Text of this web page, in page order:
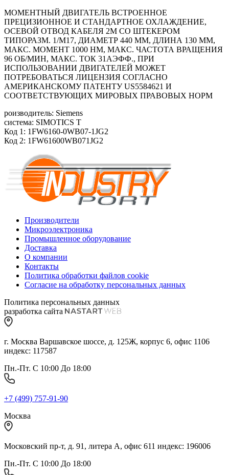
МОМЕНТНЫЙ ДВИГАТЕЛЬ ВСТРОЕННОЕ
ПРЕЦИЗИОННОЕ И СТАНДАРТНОЕ ОХЛАЖДЕНИЕ,
ОСЕВОЙ ОТВОД КАБЕЛЯ 2М СО ШТЕКЕРОМ
ТИПОРАЗМ. 1/М17, ДИАМЕТР 440 ММ, ДЛИНА 130 ММ,
МАКС. МОМЕНТ 1000 HM, МАКС. ЧАСТОТА ВРАЩЕНИЯ
96 ОБ/MИН, МАКС. ТОК 31АЭФФ., ПРИ
ИСПОЛЬЗОВАНИИ ДВИГАТЕЛЕЙ МОЖЕТ
ПОТРЕБОВАТЬСЯ ЛИЦЕНЗИЯ СОГЛАСНО
АМЕРИКАНСКОМУ ПАТЕНТУ US5584621 И
СООТВЕТСТВУЮЩИХ МИРОВЫХ ПРАВОВЫХ НОРМ
роизводитель: Siemens
система: SIMOTICS T
Код 1: 1FW6160-0WB07-1JG2
Код 2: 1FW61600WB071JG2
Производители
Микроэлектроника
Промышленное оборудование
Доставка
О компании
Контакты
Политика обработки файлов cookie
Согласие на обработку персональных данных
Политика персональных данных
разработка сайта
г. Москва Варшавское шоссе, д. 125Ж, корпус 6, офис 1106
индекс: 117587
Пн.-Пт. С 10:00 До 18:00
+7 (499) 757-91-90
Москва
Московский пр-т, д. 91, литера А, офис 611 индекс: 196006
Пн.-Пт. С 10:00 До 18:00